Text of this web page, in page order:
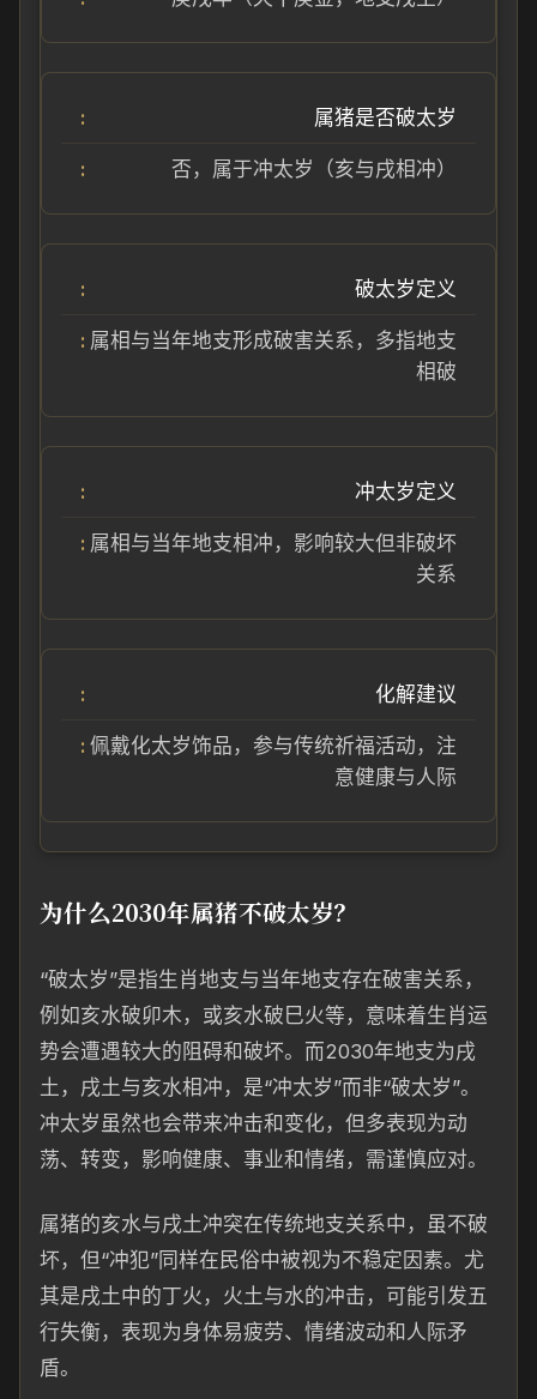
属猪是否破太岁
否，属于冲太岁（亥与戌相冲）
破太岁定义
属相与当年地支形成破害关系，多指地支
相破
冲太岁定义
属相与当年地支相冲，影响较大但非破坏
关系
化解建议
佩戴化太岁饰品，参与传统祈福活动，注
意健康与人际
为什么2030年属猪不破太岁？
“破太岁”是指生肖地支与当年地支存在破害关系，
例如亥水破卯木，或亥水破巳火等，意味着生肖运
势会遭遇较大的阻碍和破坏。而2030年地支为戌
土，戌土与亥水相冲，是“冲太岁”而非“破太岁”。
冲太岁虽然也会带来冲击和变化，但多表现为动
荡、转变，影响健康、事业和情绪，需谨慎应对。
属猪的亥水与戌土冲突在传统地支关系中，虽不破
坏，但“冲犯”同样在民俗中被视为不稳定因素。尤
其是戌土中的丁火，火土与水的冲击，可能引发五
行失衡，表现为身体易疲劳、情绪波动和人际矛
盾。